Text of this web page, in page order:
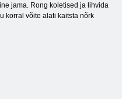
jama. Rong koletised ja lihvida
korral võite alati kaitsta nõrk